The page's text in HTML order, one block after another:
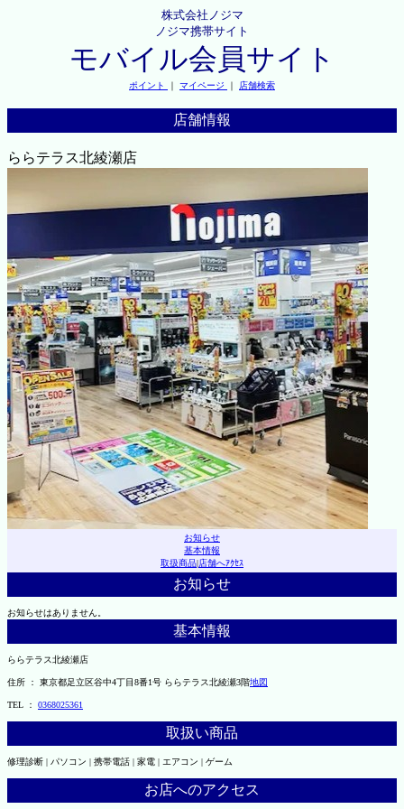
株式会社ノジマ
ノジマ携帯サイト
モバイル会員サイト
ポイント ｜ マイページ ｜ 店舗検索
店舗情報
ららテラス北綾瀬店
お知らせ
基本情報
取扱商品|店舗へｱｸｾｽ
お知らせ
お知らせはありません。
基本情報
ららテラス北綾瀬店
住所 ： 東京都足立区谷中4丁目8番1号 ららテラス北綾瀬3階地図
TEL ： 0368025361
取扱い商品
修理診断 | パソコン | 携帯電話 | 家電 | エアコン | ゲーム
お店へのアクセス